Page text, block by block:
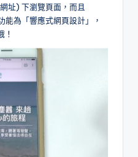
址) 下瀏覽頁面，而且
能為「響應式網頁設計」，